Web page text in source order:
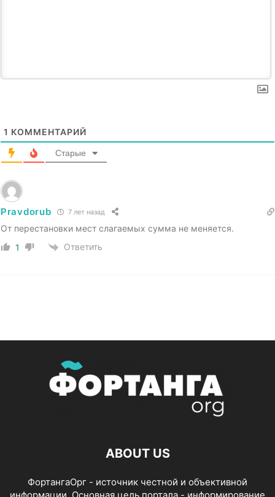
1 КОММЕНТАРИЙ
Старые
Pravdorub 7 лет назад
От перестановки мест слагаемых сумма не меняется.
1
Ответить
ABOUT US
ФортангаОрг - источник честной и объективной